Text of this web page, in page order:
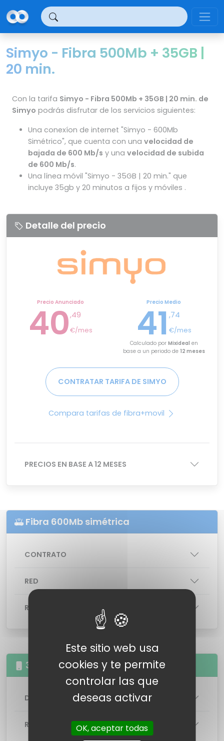
Simyo - Fibra 500Mb + 35GB |
20 min.
Con la tarifa Simyo - Fibra 500Mb + 35GB | 20 min. de
Simyo podrás disfrutar de los servicios siguientes:
Una conexíon de internet "Simyo - 600Mb
Simétrico", que cuenta con una velocidad de
bajada de 600 Mb/s y una velocidad de subida
de 600 Mb/s.
Una línea móvil "Simyo - 35GB | 20 min." que
incluye 35gb y 20 minutos a fijos y móviles .
Detalle del precio
Precio Anunciado
40,49
€/mes
Precio Medio
41 ,74
€/mes
Calculado por Mixideal en
base a un periodo de 12 meses
CONTRATAR TARIFA DE SIMYO
Compara tarifas de fibra+movil
PRECIOS EN BASE A 12 MESES
Fibra 600Mb simétrica
CONTRATO
RED
ROUTER : Router Livebox
35GB 20 minutos a fijos y móviles
DETALLES DE LA TARIFA
RED
Panel de gestión de cookies
Este sitio web usa
cookies y te permite
controlar las que
deseas activar
OK, aceptar todas